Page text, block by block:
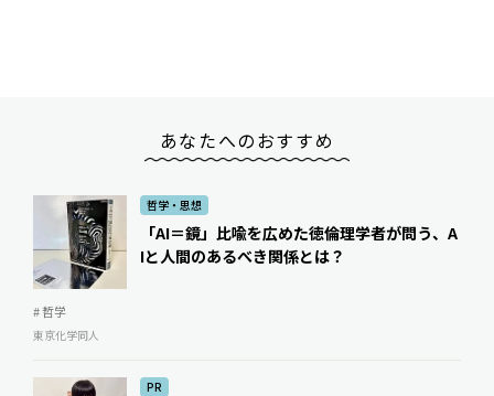
あなたへのおすすめ
哲学・思想
「AI＝鏡」比喩を広めた徳倫理学者が問う、A
Iと人間のあるべき関係とは？
# 哲学
東京化学同人
PR